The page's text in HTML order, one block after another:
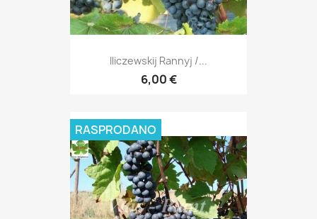
Iliczewskij Rannyj /...
6,00 €
RASPRODANO